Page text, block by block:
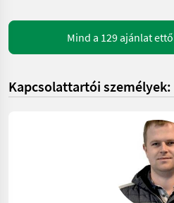
Mind a 129 ajánlat
Kapcsolattartói személyek: